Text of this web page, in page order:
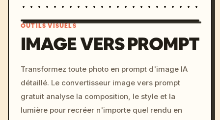
c, cyberpunk sunset, neon
colors, 8k --v 6.0
OUTILS VISUELS
IMAGE VERS PROMPT
Transformez toute photo en prompt d'image IA
détaillé. Le convertisseur image vers prompt
gratuit analyse la composition, le style et la
lumière pour recréer n'importe quel rendu en